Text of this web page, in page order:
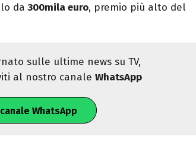
da 300mila euro, premio più alto del
sulle ultime news su TV,
al nostro canaleWhatsApp
WhatsApp